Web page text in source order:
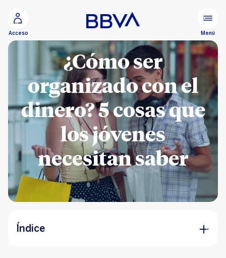
Acceso Menú
¿Cómo ser
organizado con el
dinero​? 5 cosas que
los jóvenes
necesitan saber
Índice